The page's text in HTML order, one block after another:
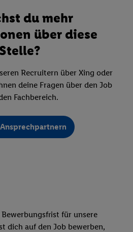
du mehr
über diese
Stelle?
Recruitern über Xing oder
deine Fragen über den Job
Fachbereich.
für unsere
dich auf den Job bewerben,